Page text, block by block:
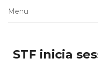
Menu
Menu
STF inicia